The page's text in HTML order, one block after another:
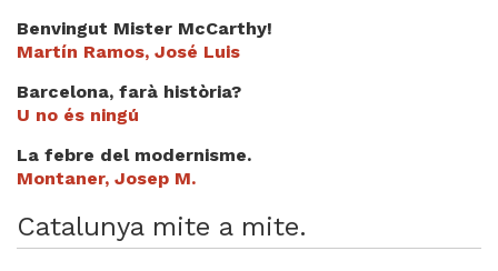
Videoteca
Termes legals
Benvingut Mister McCarthy!
Martín Ramos, José Luis
Barcelona, farà història?
U no és ningú
La febre del modernisme.
Montaner, Josep M.
Catalunya mite a mite.